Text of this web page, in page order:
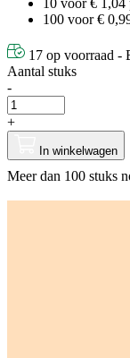
100 voor€
17 op voorraad -
Aantal stuks
-
+
In winkelwagen
Meer dan 100 stuks